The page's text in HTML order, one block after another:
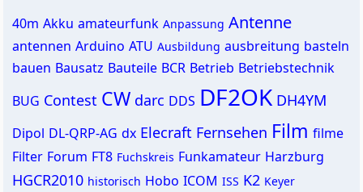
40m Akku amateurfunk Anpassung Antenne
antennen Arduino ATU Ausbildung ausbreitung basteln
bauen Bausatz Bauteile BCR Betrieb Betriebstechnik
BUG Contest CW darc DDS DF2OK DH4YM
Dipol DL-QRP-AG dx Elecraft Fernsehen Film filme
Filter Forum FT8 Fuchskreis Funkamateur Harzburg
HGCR2010 historisch Hobo ICOM ISS K2 Keyer